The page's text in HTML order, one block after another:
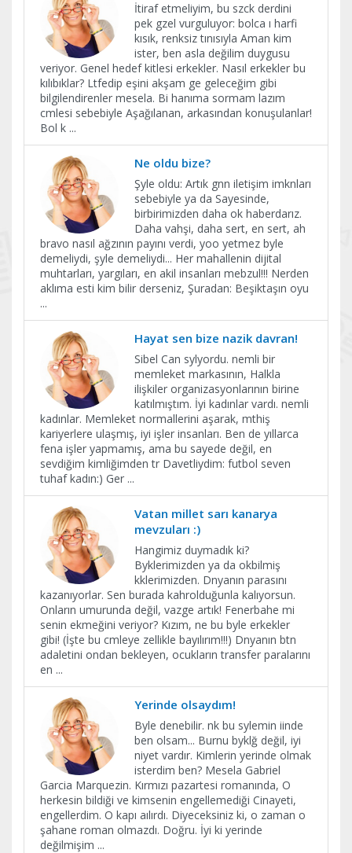
İtiraf etmeliyim, bu szck derdini
pek gzel vurguluyor: bolca ı harfi
kısık, renksiz tınısıyla Aman kim
ister, ben asla değilim duygusu
veriyor. Genel hedef kitlesi erkekler. Nasıl erkekler bu
kılıbıklar? Ltfedip eşini akşam ge geleceğim gibi
bilgilendirenler mesela. Bi hanıma sormam lazım
cmlesi sebebiyle Aşağılanan, arkasından konuşulanlar!
Bol k ...
Ne oldu bize?
Şyle oldu: Artık gnn iletişim imknları
sebebiyle ya da Sayesinde,
birbirimizden daha ok haberdarız.
Daha vahşi, daha sert, en sert, ah
bravo nasıl ağzının payını verdi, yoo yetmez byle
demeliydi, şyle demeliydi... Her mahallenin dijital
muhtarları, yargıları, en akil insanları mebzul!!! Nerden
aklıma esti kim bilir derseniz, Şuradan: Beşiktaşın oyu
...
Hayat sen bize nazik davran!
Sibel Can sylyordu. nemli bir
memleket markasının, Halkla
ilişkiler organizasyonlarının birine
katılmıştım. İyi kadınlar vardı. nemli
kadınlar. Memleket normallerini aşarak, mthiş
kariyerlere ulaşmış, iyi işler insanları. Ben de yıllarca
fena işler yapmamış, ama bu sayede değil, en
sevdiğim kimliğimden tr Davetliydim: futbol seven
tuhaf kadın:) Ger ...
Vatan millet sarı kanarya
mevzuları :)
Hangimiz duymadık ki?
Byklerimizden ya da okbilmiş
kklerimizden. Dnyanın parasını
kazanıyorlar. Sen burada kahrolduğunla kalıyorsun.
Onların umurunda değil, vazge artık! Fenerbahe mi
senin ekmeğini veriyor? Kızım, ne bu byle erkekler
gibi! (İşte bu cmleye zellikle bayılırım!!!) Dnyanın btn
adaletini ondan bekleyen, ocukların transfer paralarını
en ...
Yerinde olsaydım!
Byle denebilir. nk bu sylemin iinde
ben olsam... Burnu byklğ değil, iyi
niyet vardır. Kimlerin yerinde olmak
isterdim ben? Mesela Gabriel
Garcia Marquezin. Kırmızı pazartesi romanında, O
herkesin bildiği ve kimsenin engellemediği Cinayeti,
engellerdim. O kapı aılırdı. Diyeceksiniz ki, o zaman o
şahane roman olmazdı. Doğru. İyi ki yerinde
değilmişim ...